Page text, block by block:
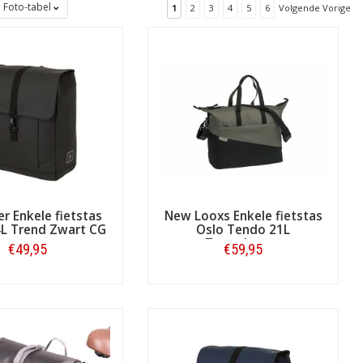
fietstas met prima
met extra kwaliteit, vernuftige
'exclusief'?
of duur: het is vaak een relatief
veel! In welke categorie een
vorm en indeling, sluiting,
die tot uw verbeelding spreekt of
met een
Foto-tabel 1 2 3 4 5 6 Volgende Vorige
Enkele fietstas
Trend Zwart CG
€49,95
New Looxs Enkele fietstas
Oslo Tendo 21L
Zwart/groen
€59,95